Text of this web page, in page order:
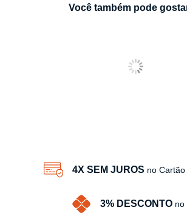
Você também pode
4X SEM JUROS no
3% DESCONTO no